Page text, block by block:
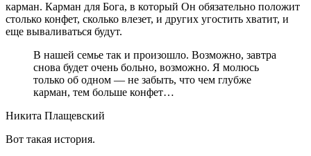
карман. Карман для Бога, в который Он обязательно положит
столько конфет, сколько влезет, и других угостить хватит, и
еще вываливаться будут.
В нашей семье так и произошло. Возможно, завтра
снова будет очень больно, возможно. Я молюсь
только об одном — не забыть, что чем глубже
карман, тем больше конфет…
Никита Плащевский
Вот такая история.